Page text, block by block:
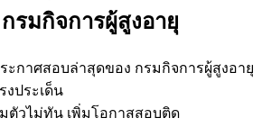
รมกิจการผู้สูงอายุ
ะกาศสอบล่าสุดของ กรมกิจการผู้สูงอายุ
งประเด็น
ตัวไม่ทัน เพิ่มโอกาสสอบติด